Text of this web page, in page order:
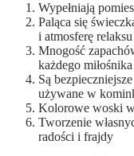
Wypełniają
Paląca się
i atmosferę relaksu
Mnogość
każdego
Są
używane w
Kolorowe woski
Tworzenie
radości i frajdy